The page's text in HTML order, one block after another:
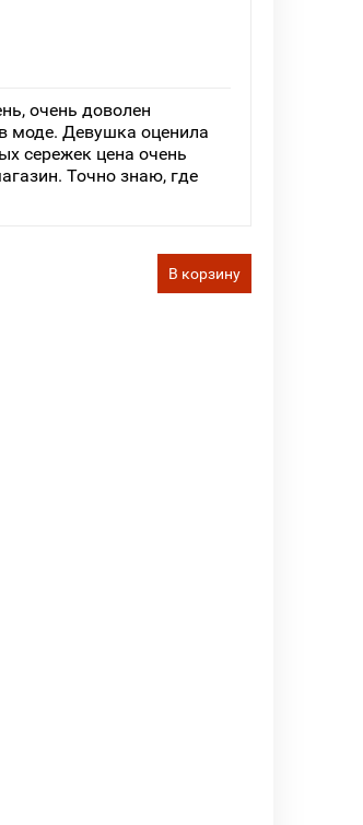
очень доволен
моде. Девушка оценила
сережек цена очень
Точно знаю, где
В корзину